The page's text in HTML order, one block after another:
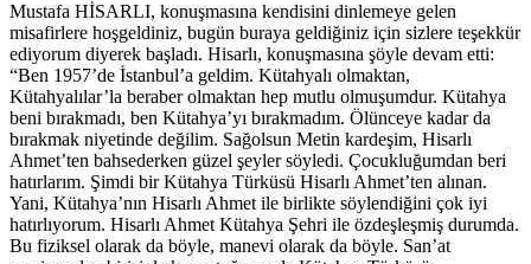
Mustafa HİSARLI, konuşmasına kendisini dinlemeye gelen
misafirlere hoşgeldiniz, bugün buraya geldiğiniz için sizlere teşekkür
ediyorum diyerek başladı. Hisarlı, konuşmasına şöyle devam etti:
“Ben 1957’de İstanbul’a geldim. Kütahyalı olmaktan,
Kütahyalılar’la beraber olmaktan hep mutlu olmuşumdur. Kütahya
beni bırakmadı, ben Kütahya’yı bırakmadım. Ölünceye kadar da
bırakmak niyetinde değilim. Sağolsun Metin kardeşim, Hisarlı
Ahmet’ten bahsederken güzel şeyler söyledi. Çocukluğumdan beri
hatırlarım. Şimdi bir Kütahya Türküsü Hisarlı Ahmet’ten alınan.
Yani, Kütahya’nın Hisarlı Ahmet ile birlikte söylendiğini çok iyi
hatırlıyorum. Hisarlı Ahmet Kütahya Şehri ile özdeşleşmiş durumda.
Bu fiziksel olarak da böyle, manevi olarak da böyle. San’at